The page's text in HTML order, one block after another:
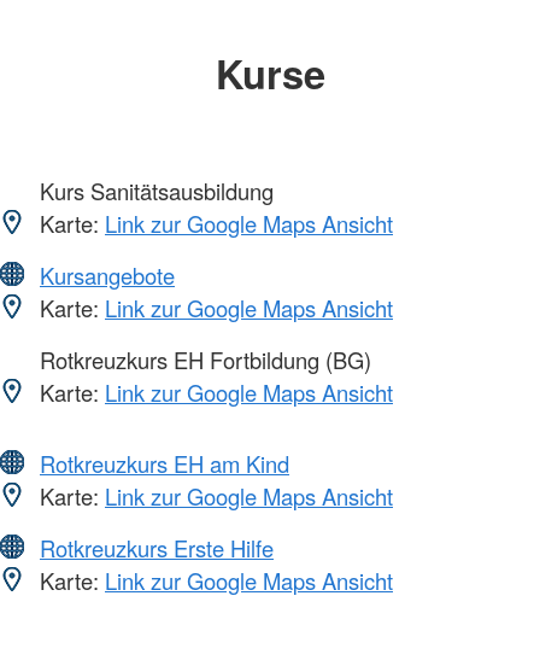
Kurse
Kurs Sanitätsausbildung
Karte: Link zur Google Maps Ansicht
Kursangebote
Karte: Link zur Google Maps Ansicht
Rotkreuzkurs EH Fortbildung (BG)
Karte: Link zur Google Maps Ansicht
Rotkreuzkurs EH am Kind
Karte: Link zur Google Maps Ansicht
Rotkreuzkurs Erste Hilfe
Karte: Link zur Google Maps Ansicht